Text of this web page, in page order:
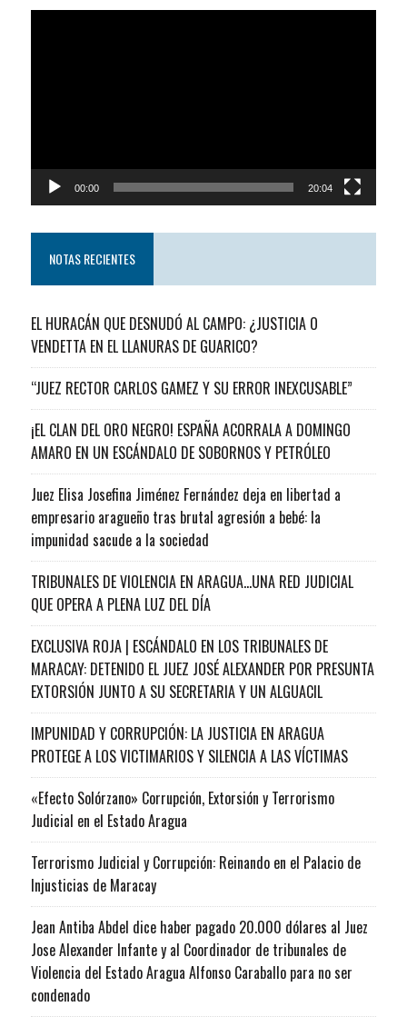
00:00 20:04
NOTAS RECIENTES
EL HURACÁN QUE DESNUDÓ AL CAMPO: ¿JUSTICIA O
VENDETTA EN EL LLANURAS DE GUARICO?
“JUEZ RECTOR CARLOS GAMEZ Y SU ERROR INEXCUSABLE”
¡EL CLAN DEL ORO NEGRO! ESPAÑA ACORRALA A DOMINGO
AMARO EN UN ESCÁNDALO DE SOBORNOS Y PETRÓLEO
Juez Elisa Josefina Jiménez Fernández deja en libertad a
empresario aragueño tras brutal agresión a bebé: la
impunidad sacude a la sociedad
TRIBUNALES DE VIOLENCIA EN ARAGUA…UNA RED JUDICIAL
QUE OPERA A PLENA LUZ DEL DÍA
EXCLUSIVA ROJA | ESCÁNDALO EN LOS TRIBUNALES DE
MARACAY: DETENIDO EL JUEZ JOSÉ ALEXANDER POR PRESUNTA
EXTORSIÓN JUNTO A SU SECRETARIA Y UN ALGUACIL
IMPUNIDAD Y CORRUPCIÓN: LA JUSTICIA EN ARAGUA
PROTEGE A LOS VICTIMARIOS Y SILENCIA A LAS VÍCTIMAS
«Efecto Solórzano» Corrupción, Extorsión y Terrorismo
Judicial en el Estado Aragua
Terrorismo Judicial y Corrupción: Reinando en el Palacio de
Injusticias de Maracay
Jean Antiba Abdel dice haber pagado 20.000 dólares al Juez
Jose Alexander Infante y al Coordinador de tribunales de
Violencia del Estado Aragua Alfonso Caraballo para no ser
condenado